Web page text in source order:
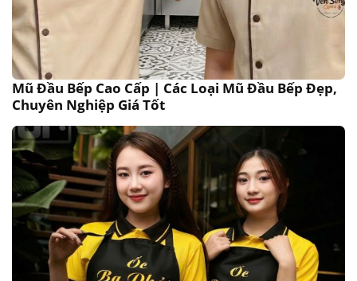
Mũ Đầu Bếp Cao Cấp | Các Loại Mũ Đầu Bếp Đẹp,
Chuyên Nghiệp Giá Tốt